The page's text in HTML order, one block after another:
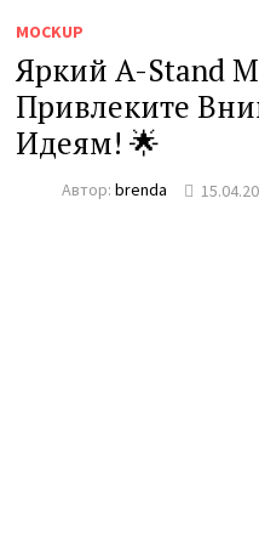
MOCKUP
Яркий A-Stand
Привлеките
Идеям! 🌟
Автор:brenda